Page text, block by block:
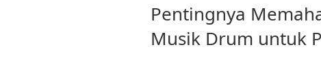
Pentingnya
Musik Drum untuk